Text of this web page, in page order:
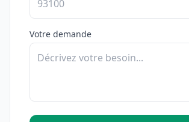
Votre demande